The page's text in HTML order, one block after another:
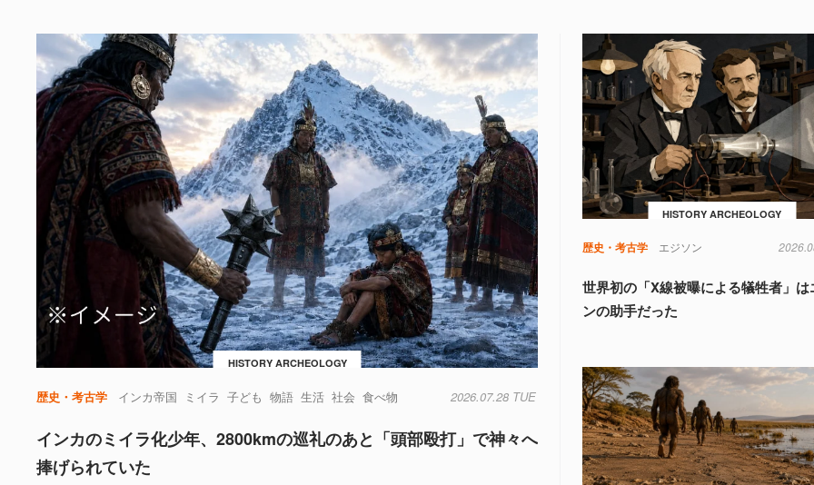
HISTORY ARCHEOLOGY
歴史・考古学 インカ帝国 ミイラ 子ども 物語 生活 社会 食べ物 2026.07.28 TUE
インカのミイラ化少年、2800kmの巡礼のあと「頭部殴打」で神々へ
捧げられていた
HISTORY ARCHEOLOGY
歴史・考古学 エジソン
世界初の「X線被曝による犠牲者」は
ンの助手だった